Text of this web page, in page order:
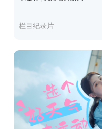
栏目纪录片